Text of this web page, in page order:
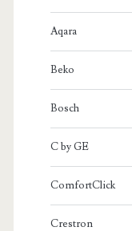
Aqara
Beko
Bosch
C by GE
ComfortClick
Crestron